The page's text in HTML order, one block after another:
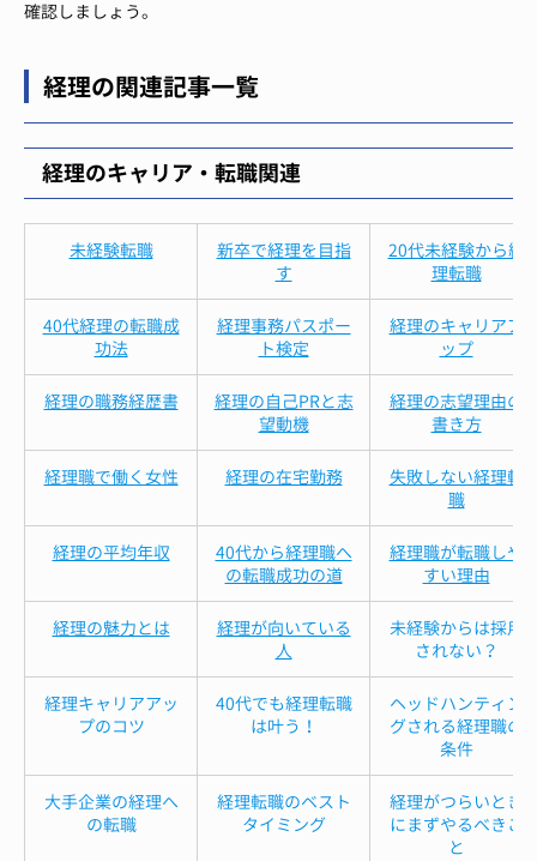
確認しましょう。
経理の関連記事一覧
経理のキャリア・転職関連
未経験転職
新卒で経理を目指
す
20代未経験から経
理転職
40代経理の転職成
功法
経理事務パスポー
ト検定
経理のキャリアア
ップ
経理の職務経歴書
経理の自己PRと志
望動機
経理の志望理由の
書き方
経理職で働く女性 経理の在宅勤務
失敗しない経理転
職
経理の平均年収
40代から経理職へ
の転職成功の道
経理職が転職しや
すい理由
経理の魅力とは
経理が向いている
人
未経験からは採用
されない？
経理キャリアアッ
プのコツ
40代でも経理転職
は叶う！
ヘッドハンティン
グされる経理職の
条件
大手企業の経理へ
の転職
経理転職のベスト
タイミング
経理がつらいとき
にまずやるべきこ
と